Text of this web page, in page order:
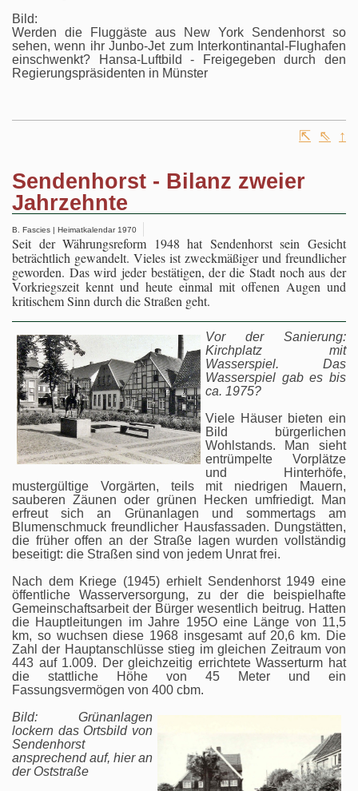
Bild:
Werden die Fluggäste aus New York Sendenhorst so
sehen, wenn ihr Junbo-Jet zum Interkontinantal-Flughafen
einschwenkt? Hansa-Luftbild - Freigegeben durch den
Regierungspräsidenten in Münster
⇱ ⇖ ↑
Sendenhorst - Bilanz zweier
Jahrzehnte
B. Fascies | Heimatkalendar 1970
Seit der Währungsreform 1948 hat Sendenhorst sein Gesicht
beträchtlich gewandelt. Vieles ist zweckmäßiger und freundlicher
geworden. Das wird jeder bestätigen, der die Stadt noch aus der
Vorkriegszeit kennt und heute einmal mit offenen Augen und
kritischem Sinn durch die Straßen geht.
Vor der Sanierung:
Kirchplatz mit
Wasserspiel. Das
Wasserspiel gab es bis
ca. 1975?
Viele Häuser bieten ein
Bild bürgerlichen
Wohlstands. Man sieht
entrümpelte Vorplätze
und Hinterhöfe,
mustergültige Vorgärten, teils mit niedrigen Mauern,
sauberen Zäunen oder grünen Hecken umfriedigt. Man
erfreut sich an Grünanlagen und sommertags am
Blumenschmuck freundlicher Hausfassaden. Dungstätten,
die früher offen an der Straße lagen wurden vollständig
beseitigt: die Straßen sind von jedem Unrat frei.
Nach dem Kriege (1945) erhielt Sendenhorst 1949 eine
öffentliche Wasserversorgung, zu der die beispielhafte
Gemeinschaftsarbeit der Bürger wesentlich beitrug. Hatten
die Hauptleitungen im Jahre 195O eine Länge von 11,5
km, so wuchsen diese 1968 insgesamt auf 20,6 km. Die
Zahl der Hauptanschlüsse stieg im gleichen Zeitraum von
443 auf 1.009. Der gleichzeitig errichtete Wasserturm hat
die stattliche Höhe von 45 Meter und ein
Fassungsvermögen von 400 cbm.
Bild: Grünanlagen
lockern das Ortsbild von
Sendenhorst
ansprechend auf, hier an
der Oststraße